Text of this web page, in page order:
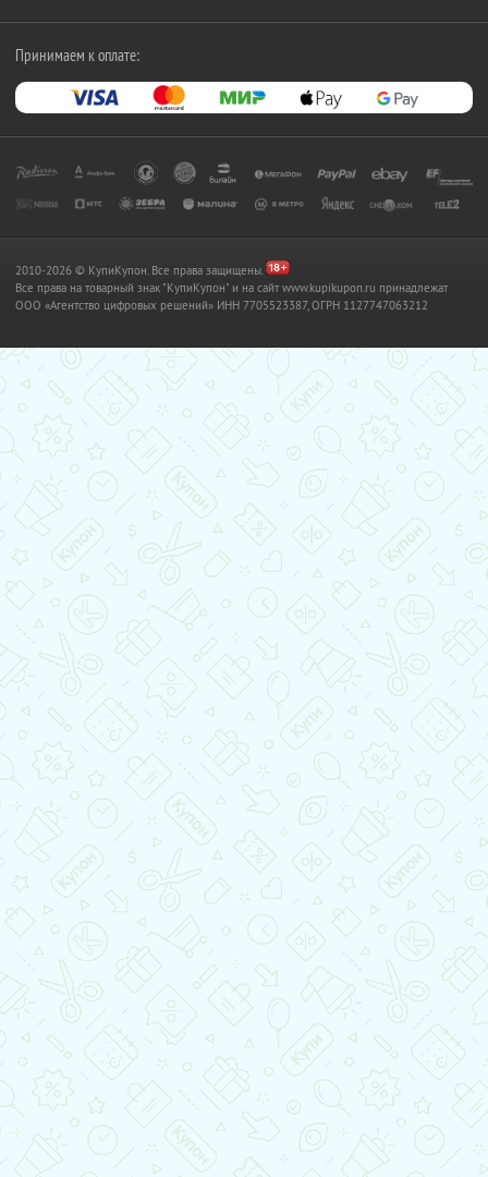
Принимаем к оплате:
2010-2026 © КупиКупон. Все права защищены.
Все права на товарный знак "КупиКупон" и на сайт www.kupikupon.ru принадлежат
OOO «Агентство цифровых решений» ИНН 7705523387, ОГРН 1127747063212